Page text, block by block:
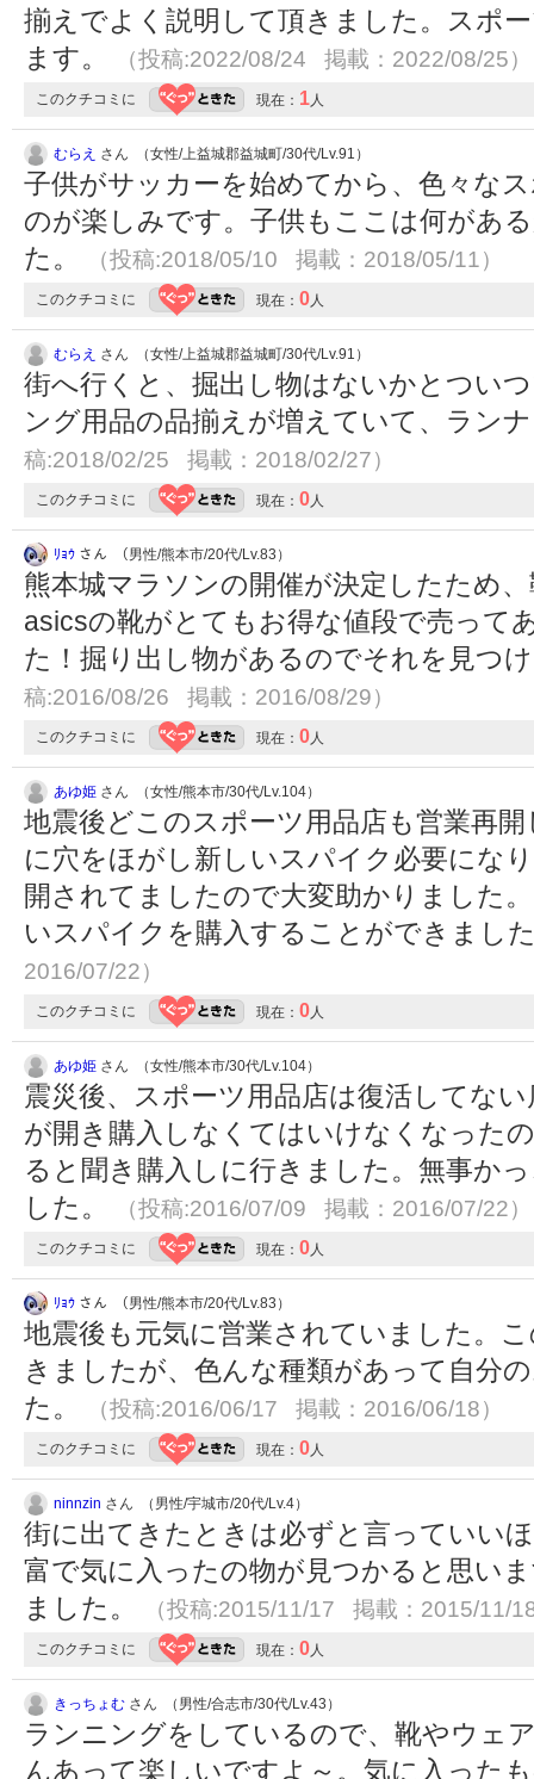
揃えでよく説明して頂きました。スポ
ます。
（投稿:2022/08/24 掲載：2022/08/25）
このクチコミに 現在： 1 人
むらえ さん （女性/上益城郡益城町/30代/Lv.91）
子供がサッカーを始めてから、色々な
のが楽しみです。子供もここは何があ
た。
（投稿:2018/05/10 掲載：2018/05/11）
このクチコミに 現在： 0 人
むらえ さん （女性/上益城郡益城町/30代/Lv.91）
街へ行くと、掘出し物はないかとつい
ング用品の品揃えが増えていて、ラン
稿:2018/02/25 掲載：2018/02/27）
このクチコミに 現在： 0 人
ﾘｮｳ さん （男性/熊本市/20代/Lv.83）
熊本城マラソンの開催が決定したため
asicsの靴がとてもお得な値段で売って
た！掘り出し物があるのでそれを見つ
稿:2016/08/26 掲載：2016/08/29）
このクチコミに 現在： 0 人
あゆ姫 さん （女性/熊本市/30代/Lv.104）
地震後どこのスポーツ用品店も営業再
に穴をほがし新しいスパイク必要にな
開されてましたので大変助かりました
いスパイクを購入することができまし
2016/07/22）
このクチコミに 現在： 0 人
あゆ姫 さん （女性/熊本市/30代/Lv.104）
震災後、スポーツ用品店は復活してな
が開き購入しなくてはいけなくなった
ると聞き購入しに行きました。無事か
した。
（投稿:2016/07/09 掲載：2016/07/22）
このクチコミに 現在： 0 人
ﾘｮｳ さん （男性/熊本市/20代/Lv.83）
地震後も元気に営業されていました。
きましたが、色んな種類があって自分
た。
（投稿:2016/06/17 掲載：2016/06/18）
このクチコミに 現在： 0 人
ninnzin さん （男性/宇城市/20代/Lv.4）
街に出てきたときは必ずと言っていい
富で気に入ったの物が見つかると思い
ました。
（投稿:2015/11/17 掲載：2015/11/
このクチコミに 現在： 0 人
きっちょむ さん （男性/合志市/30代/Lv.43）
ランニングをしているので、靴やウェ
んあって楽しいですよ～。気に入った